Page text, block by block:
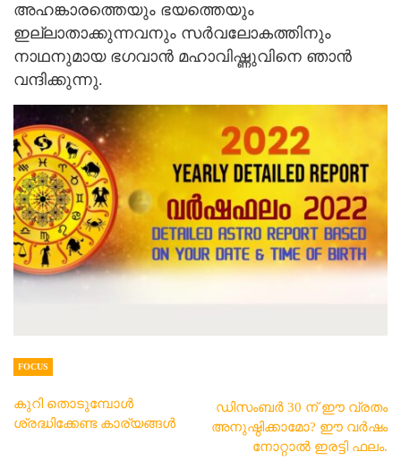
അഹങ്കാരത്തെയും ഭയത്തെയും
ഇല്ലാതാക്കുന്നവനും സർവലോകത്തിനും
നാഥനുമായ ഭഗവാൻ മഹാവിഷ്ണുവിനെ ഞാന്‍
വന്ദിക്കുന്നു.
FOCUS
കുറി തൊടുമ്പോൾ
ശ്രദ്ധിക്കേണ്ട കാര്യങ്ങൾ
ഡിസംബർ 30 ന് ഈ വ്രതം
അനുഷ്ഠിക്കാമോ? ഈ വർഷം
നോറ്റാൽ ഇരട്ടി ഫലം.